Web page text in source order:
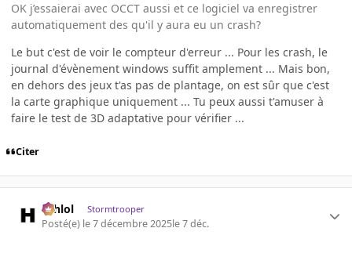
OK j’essaierai avec OCCT aussi et ce logiciel va enregistrer
automatiquement des qu'il y aura eu un crash?
Le but c'est de voir le compteur d'erreur ... Pour les crash, le
journal d'évènement windows suffit amplement ... Mais bon,
en dehors des jeux t'as pas de plantage, on est sûr que c'est
la carte graphique uniquement ... Tu peux aussi t'amuser à
faire le test de 3D adaptative pour vérifier ...
Citer
ashlol Stormtrooper
Posté(e) le 7 décembre 2025le 7 déc.